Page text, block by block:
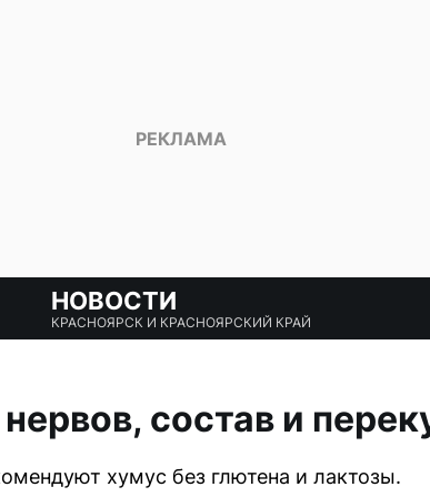
НОВОСТИ
КРАСНОЯРСК И КРАСНОЯРСКИЙ КРАЙ
состав и
хумус без глютена и лактозы.